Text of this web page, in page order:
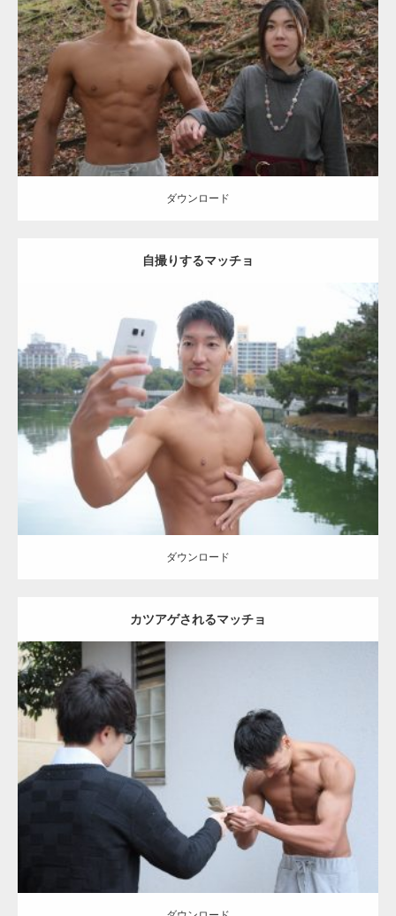
Update:2021.07.8
Category:公園のマッチョ その他 AKIHITO(細マッチョ) 大胸筋 腹筋
ダウンロード
ダウンロード
自撮りするマッチョ
Update:2021.07.8
Category:公園のマッチョ その他 AKIHITO(細マッチョ) 大胸筋 腹筋
ダウンロード
ダウンロード
カツアゲされるマッチョ
Update: 2021.07.1
Category:公園のマッチョ その他 AKIHITO(細マッチョ) 大胸筋 上腕
ダウンロード